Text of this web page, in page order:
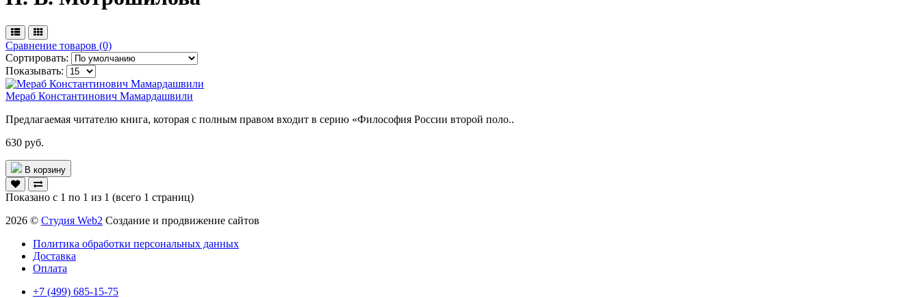
Сравнение товаров (0)
Сортировать:
Показывать:
Мераб Константинович Мамардашвили
Предлагаемая читателю книга, которая с полным правом входит в серию «Философия России второй поло..
630 руб.
В корзину
Показано с 1 по 1 из 1 (всего 1 страниц)
2026 © Студия Web2 Создание и продвижение сайтов
Политика обработки персональных данных
Доставка
Оплата
+7 (499) 685-15-75